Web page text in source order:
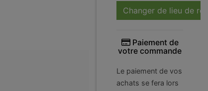
Changer de lieu de
Paiement de
votre commande
Le paiement de vos
achats se fera lors